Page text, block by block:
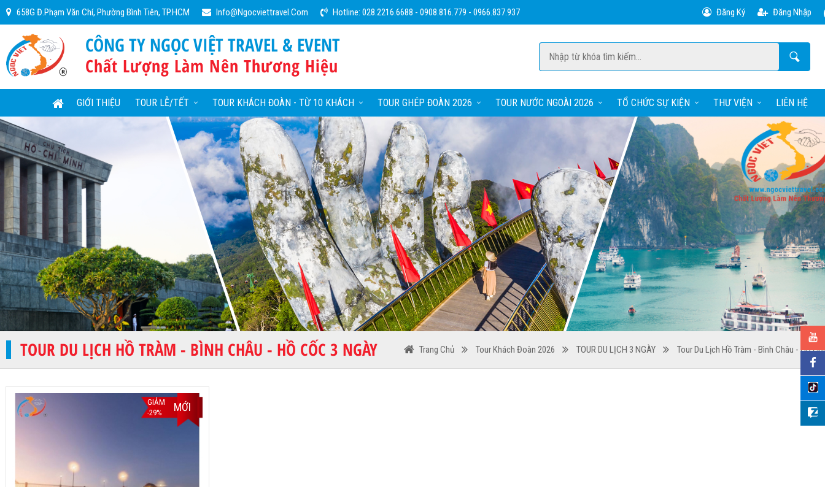
658G Đ.Phạm Văn Chí, Phường Bình Tiên, TP.HCM Info@ngocviettravel.com Hotline: 028.2216.6688 - 0908.816.779 - 0966.837.937 Đăng Ký Đăng Nhập
CÔNG TY NGỌC VIỆT TRAVEL & EVENT
Chất Lượng Làm Nên Thương Hiệu
GIỚI THIỆU TOUR LỄ/TẾT TOUR KHÁCH ĐOÀN - TỪ 10 KHÁCH TOUR GHÉP ĐOÀN 2026 TOUR NƯỚC NGOÀI 2026 TỔ CHỨC SỰ KIỆN THƯ VIỆN LIÊN HỆ
TOUR DU LỊCH HỒ TRÀM - BÌNH CHÂU - HỒ CỐC 3 NGÀY Trang Chủ Tour Khách Đoàn 2026 TOUR DU LỊCH 3 NGÀY Tour Du Lịch Hồ Tràm - Bình Châu - Hồ
GIẢM
-29%
MỚI